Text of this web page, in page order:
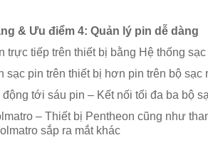
& Ưu điểm 4: Quản lý pin dễ dàng
trực tiếp trên thiết bị bằng Hệ thống
sạc pin trên thiết bị hơn pin trên bộ sạc
tới sáu pin – Kết nối tối đa ba bộ
– Thiết bị Pentheon cũng như
sắp ra mắt khác